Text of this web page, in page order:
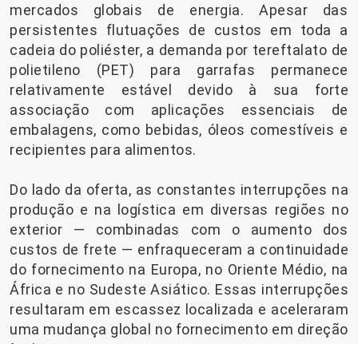
mercados globais de energia. Apesar das
persistentes flutuações de custos em toda a
cadeia do poliéster, a demanda por tereftalato de
polietileno (PET) para garrafas permanece
relativamente estável devido à sua forte
associação com aplicações essenciais de
embalagens, como bebidas, óleos comestíveis e
recipientes para alimentos.
Do lado da oferta, as constantes interrupções na
produção e na logística em diversas regiões no
exterior — combinadas com o aumento dos
custos de frete — enfraqueceram a continuidade
do fornecimento na Europa, no Oriente Médio, na
África e no Sudeste Asiático. Essas interrupções
resultaram em escassez localizada e aceleraram
uma mudança global no fornecimento em direção